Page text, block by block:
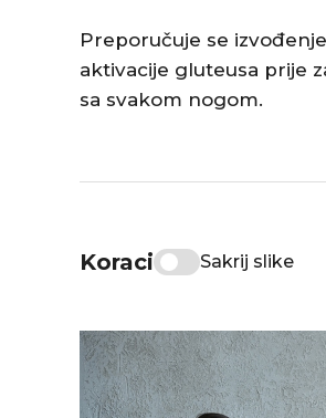
Preporučuje se
aktivacije gluteusa prije
sa svakom nogom.
Koraci Sakrij slike